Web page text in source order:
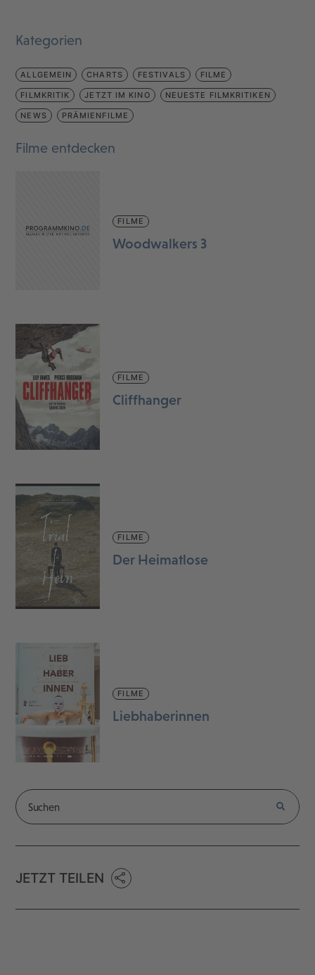
Kategorien
ALLGEMEIN CHARTS FESTIVALS FILME
FILMKRITIK JETZT IM KINO NEUESTE FILMKRITIKEN
NEWS PRÄMIENFILME
Filme entdecken
FILME
Woodwalkers 3
FILME
Cliffhanger
FILME
Der Heimatlose
FILME
Liebhaberinnen
JETZT TEILEN